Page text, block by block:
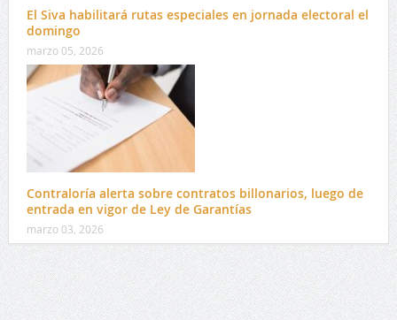
El Siva habilitará rutas especiales en jornada electoral el
domingo
marzo 05, 2026
Contraloría alerta sobre contratos billonarios, luego de
entrada en vigor de Ley de Garantías
marzo 03, 2026